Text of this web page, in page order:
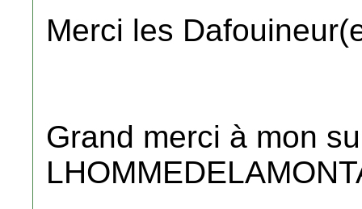
Merci les
Grand merci à mon